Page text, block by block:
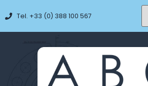
Tel. +33 (0) 388 100 567